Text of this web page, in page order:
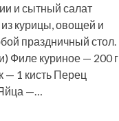
и сытный салат
курицы, овощей и
праздничный стол.
Филе куриное — 200 г
— 1 кисть Перец
—…